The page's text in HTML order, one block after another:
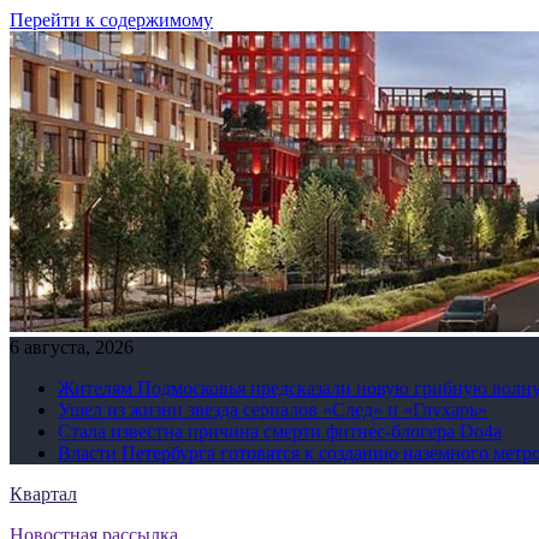
Перейти к содержимому
6 августа, 2026
Жителям Подмосковья предсказали новую грибную
Ушел из жизни звезда сериалов «След» и «Глухарь»
Стала известна причина смерти фитнес-блогера Do4а
Власти Петербурга готовятся к созданию наземного
Квартал
Новостная рассылка